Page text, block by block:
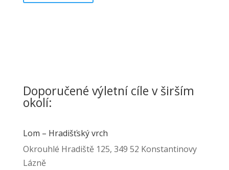
Doporučené výletní cíle v širším
okolí:
Lom – Hradišťský vrch
Okrouhlé Hradiště 125, 349 52 Konstantinovy
Lázně